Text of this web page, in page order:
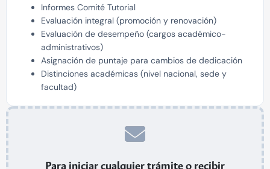
Informes Comité Tutorial
Evaluación integral (promoción y renovación)
Evaluación de desempeño (cargos académico-
administrativos)
Asignación de puntaje para cambios de dedicación
Distinciones académicas (nivel nacional, sede y
facultad)
Para iniciar cualquier trámite o recibir